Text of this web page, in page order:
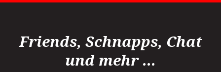
Friends, Schnapps, Chat
und mehr ...